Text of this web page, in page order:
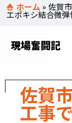
ホーム »佐賀
エポキシ結合微
現場奮闘記
佐賀
工事